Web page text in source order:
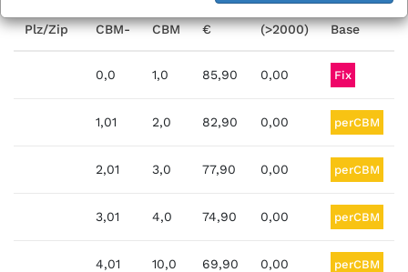
Plz/Zip CBM-
CBM
€
(>2000)
Base
0,0 1,0 85,90 0,00 Fix
1,01 2,0 82,90 0,00 perCBM
2,01 3,0 77,90 0,00 perCBM
3,01 4,0 74,90 0,00 perCBM
4,01 10,0 69,90 0,00 perCBM